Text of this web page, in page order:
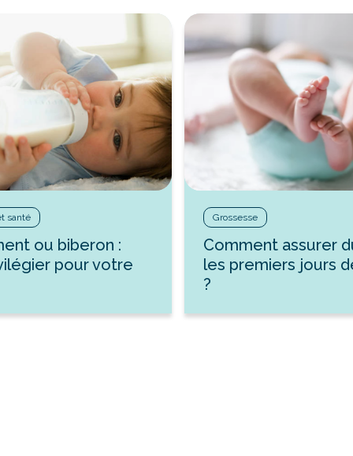
santé
ou biberon :
pour votre
Grossesse
Comment assurer
les premiers jours
?